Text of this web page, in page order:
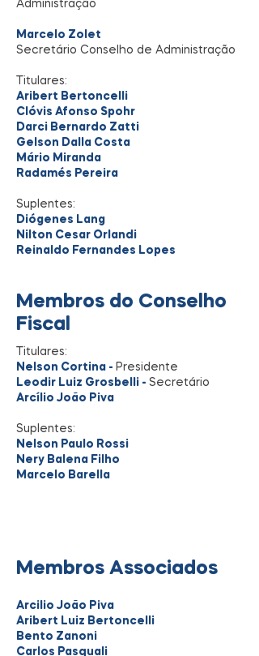
Administração
Marcelo Zolet
Secretário Conselho de Administração
Titulares:
Aribert Bertoncelli
Clóvis Afonso Spohr
Darci Bernardo Zatti
Gelson Dalla Costa
Mário Miranda
Radamés Pereira
Suplentes:
Diógenes Lang
Nilton Cesar Orlandi
Reinaldo Fernandes Lopes
Membros do Conselho
Fiscal
Titulares:
Nelson Cortina - Presidente
Leodir Luiz Grosbelli - Secretário
Arcílio João Piva
Suplentes:
Nelson Paulo Rossi
Nery Balena Filho
Marcelo Barella
Membros Associados
Arcilio João Piva
Aribert Luiz Bertoncelli
Bento Zanoni
Carlos Pasquali